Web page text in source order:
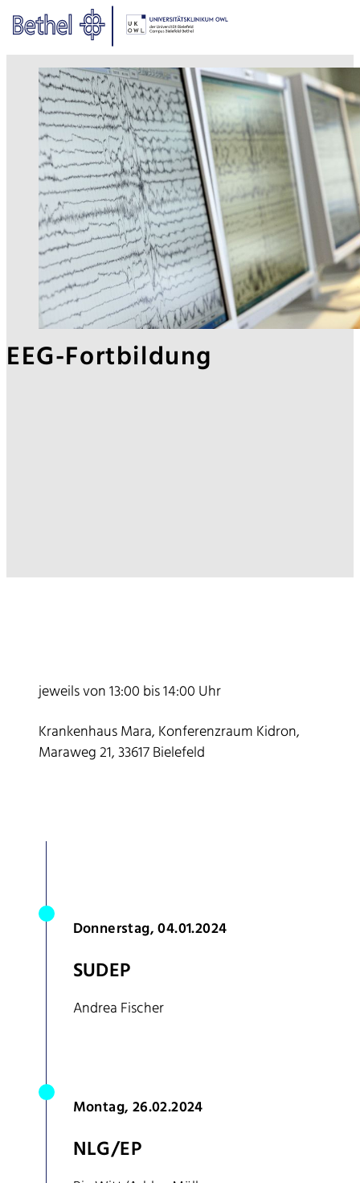
Zum Hauptinhalt springen
Zur Fußzeile springen
Bethel - EEG-Fortbildung
EEG-Fortbildung
jeweils von 13:00 bis 14:00 Uhr
Krankenhaus Mara, Konferenzraum Kidron,
Maraweg 21, 33617 Bielefeld
Donnerstag, 04.01.2024
SUDEP
Andrea Fischer
Montag, 26.02.2024
NLG/EP